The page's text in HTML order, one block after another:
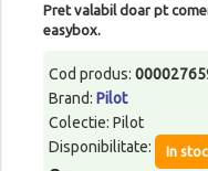
Pret valabil doar pt
easybox.
Cod produs:
Brand: Pilot
Colectie: Pilot
Disponibilitate:
In stoc